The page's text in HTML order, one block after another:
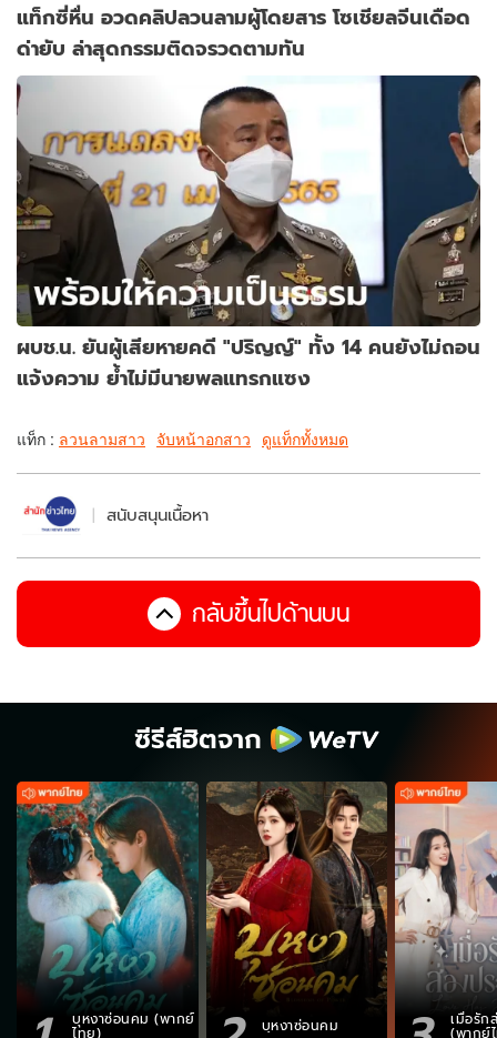
แท็กซี่หื่น อวดคลิปลวนลามผู้โดยสาร โซเชียลจีนเดือด
ด่ายับ ล่าสุดกรรมติดจรวดตามทัน
ผบช.น. ยันผู้เสียหายคดี "ปริญญ์" ทั้ง 14 คนยังไม่ถอน
แจ้งความ ย้ำไม่มีนายพลแทรกแซง
แท็ก : ลวนลามสาว จับหน้าอกสาว ดูแท็กทั้งหมด
สนับสนุนเนื้อหา
กลับขึ้นไปด้านบน
ซีรีส์ฮิตจาก
บุหงาซ่อนคม (พากย์
ไทย) บุหงาซ่อนคม เมื่อรัก
(พากย์